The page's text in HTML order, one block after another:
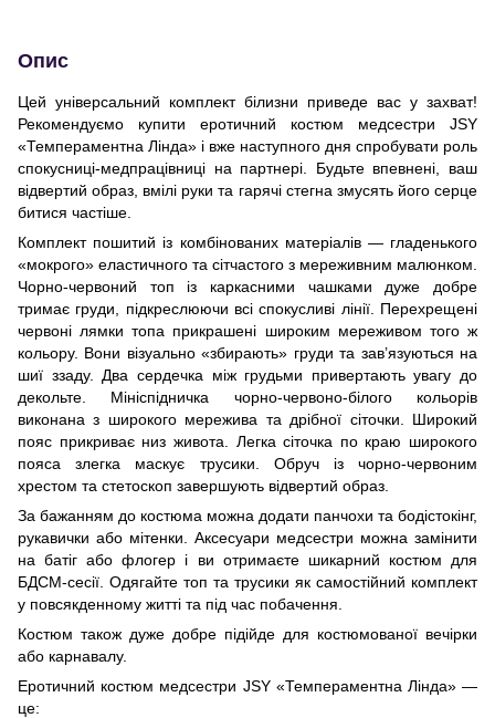
Опис
Цей універсальний комплект білизни приведе вас у захват!
Рекомендуємо купити еротичний костюм медсестри JSY
«Темпераментна Лінда» і вже наступного дня спробувати роль
спокусниці-медпрацівниці на партнері. Будьте впевнені, ваш
відвертий образ, вмілі руки та гарячі стегна змусять його серце
битися частіше.
Комплект пошитий із комбінованих матеріалів — гладенького
«мокрого» еластичного та сітчастого з мереживним малюнком.
Чорно-червоний топ із каркасними чашками дуже добре
тримає груди, підкреслюючи всі спокусливі лінії. Перехрещені
червоні лямки топа прикрашені широким мереживом того ж
кольору. Вони візуально «збирають» груди та зав’язуються на
шиї ззаду. Два сердечка між грудьми привертають увагу до
декольте. Мініспідничка чорно-червоно-білого кольорів
виконана з широкого мережива та дрібної сіточки. Широкий
пояс прикриває низ живота. Легка сіточка по краю широкого
пояса злегка маскує трусики. Обруч із чорно-червоним
хрестом та стетоскоп завершують відвертий образ.
За бажанням до костюма можна додати панчохи та бодістокінг,
рукавички або мітенки. Аксесуари медсестри можна замінити
на батіг або флогер і ви отримаєте шикарний костюм для
БДСМ-сесії. Одягайте топ та трусики як самостійний комплект
у повсякденному житті та під час побачення.
Костюм також дуже добре підійде для костюмованої вечірки
або карнавалу.
Еротичний костюм медсестри JSY «Темпераментна Лінда» —
це: